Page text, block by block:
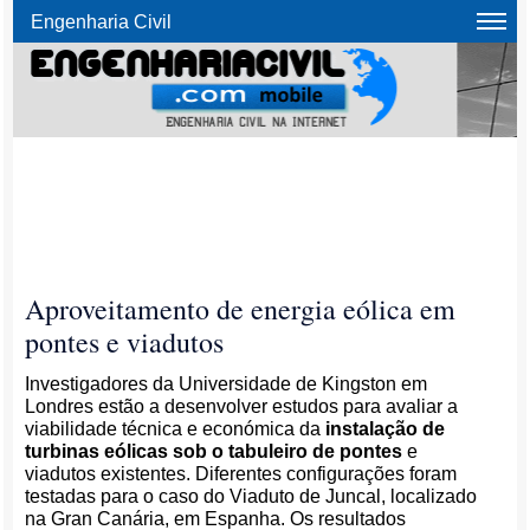
Engenharia Civil
Aproveitamento de energia eólica em
pontes e viadutos
Investigadores da Universidade de Kingston em
Londres estão a desenvolver estudos para avaliar a
viabilidade técnica e económica da instalação de
turbinas eólicas sob o tabuleiro de pontes e
viadutos existentes. Diferentes configurações foram
testadas para o caso do Viaduto de Juncal, localizado
na Gran Canária, em Espanha. Os resultados